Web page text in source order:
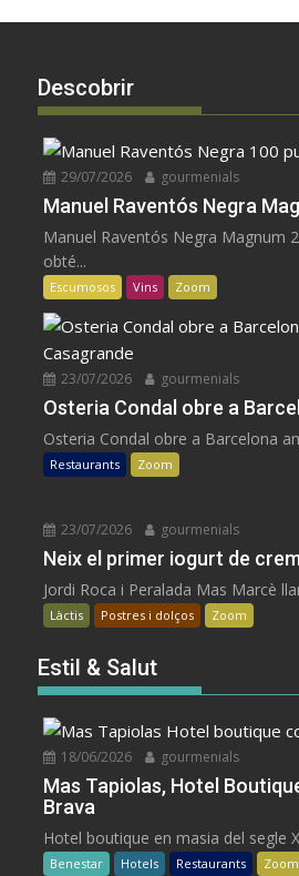
Descobrir
29/07/2026 gourmenials
Manuel Raventós Negra
Manuel Raventós Negra Magnum
obté...
Escumosos Vins Zoom
23/07/2026 gourmenials
Osteria Condal obre a
Osteria Condal obre a Barcelona
Restaurants Zoom
23/07/2026 gourmenials
Neix el primer iogurt de
Jordi Roca i Peralada Mas Marcè
Làctis Postres i dolços Zoom
Estil & Salut
18/06/2026 gourmenials
Mas Tapiolas, Hotel
Brava
Hotel boutique en masia del segle
Benestar Hotels Restaurants Zoom